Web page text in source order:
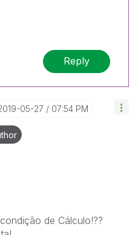
Reply
05-27 07:54 PM
de Cálculo!??